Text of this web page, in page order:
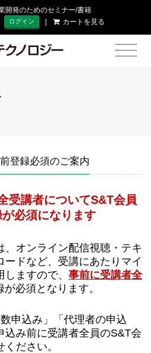
開発のためのセミナー/書籍
ログイン | カートを見る
登録必須のご案内
受講者についてS&T会員
必須になります
、オンライン配信視聴・テキ
ードなど、受講にあたりマイ
ますので、 事前に受講者全
必須となります。
数申込み」「代理者の申込
込み前に受講者全員のS&T会
ださい。